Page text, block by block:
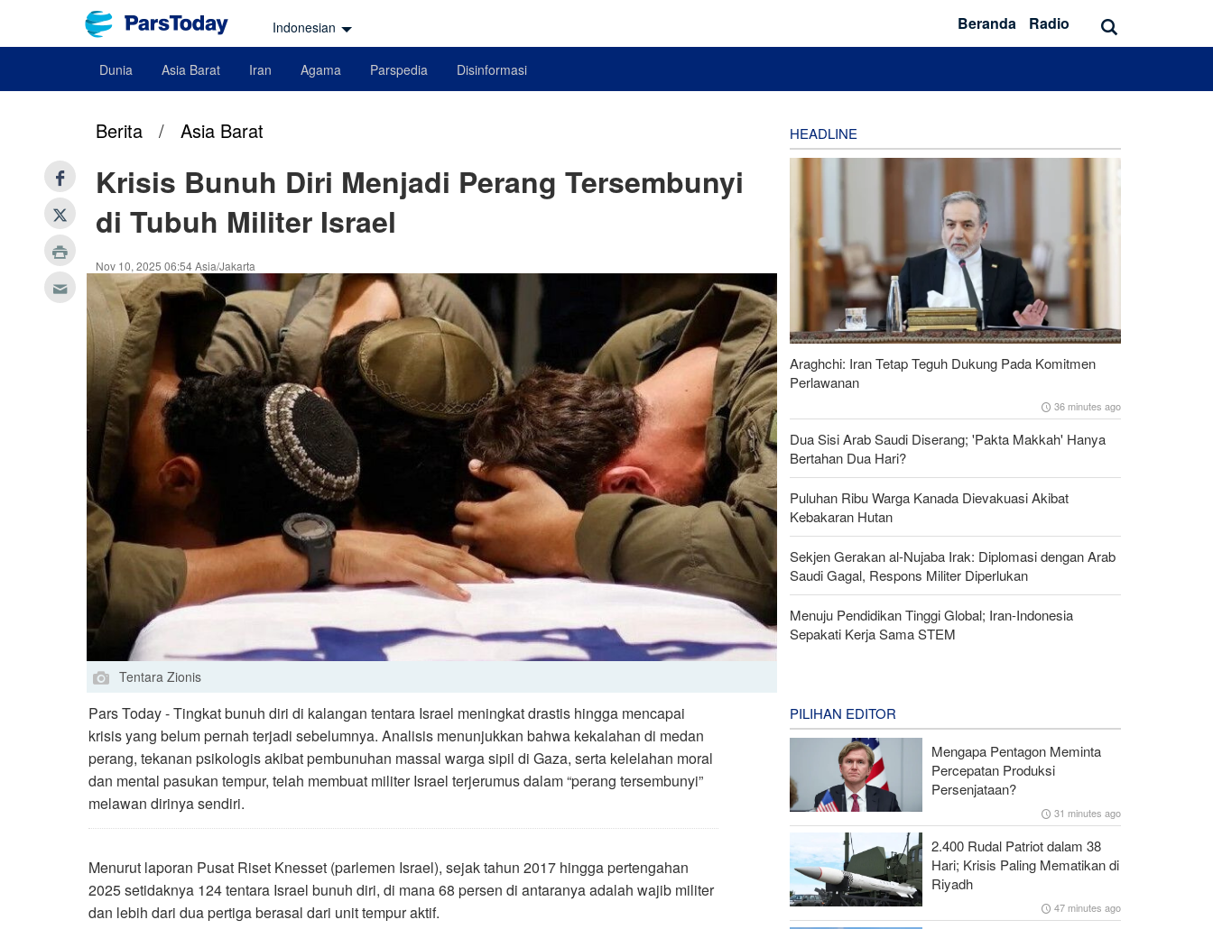
Indonesian Beranda Radio
Dunia Asia Barat Iran Agama Parspedia Disinformasi
Berita / Asia Barat
Krisis Bunuh Diri Menjadi Perang Tersembunyi
di Tubuh Militer Israel
Nov 10, 2025 06:54 Asia/Jakarta
Tentara Zionis
Pars Today - Tingkat bunuh diri di kalangan tentara Israel meningkat drastis hingga mencapai
krisis yang belum pernah terjadi sebelumnya. Analisis menunjukkan bahwa kekalahan di medan
perang, tekanan psikologis akibat pembunuhan massal warga sipil di Gaza, serta kelelahan moral
dan mental pasukan tempur, telah membuat militer Israel terjerumus dalam “perang tersembunyi”
melawan dirinya sendiri.
Menurut laporan Pusat Riset Knesset (parlemen Israel), sejak tahun 2017 hingga pertengahan
2025 setidaknya 124 tentara Israel bunuh diri, di mana 68 persen di antaranya adalah wajib militer
dan lebih dari dua pertiga berasal dari unit tempur aktif.
HEADLINE
Araghchi: Iran Tetap Teguh Dukung Pada Komitmen
Perlawanan
36 minutes ago
Dua Sisi Arab Saudi Diserang; 'Pakta Makkah' Hanya
Bertahan Dua Hari?
Puluhan Ribu Warga Kanada Dievakuasi Akibat
Kebakaran Hutan
Sekjen Gerakan al-Nujaba Irak: Diplomasi dengan Arab
Saudi Gagal, Respons Militer Diperlukan
Menuju Pendidikan Tinggi Global; Iran-Indonesia
Sepakati Kerja Sama STEM
PILIHAN EDITOR
Mengapa Pentagon Meminta
Percepatan Produksi
Persenjataan?
31 minutes ago
2.400 Rudal Patriot dalam 38
Hari; Krisis Paling Mematikan di
Riyadh
47 minutes ago